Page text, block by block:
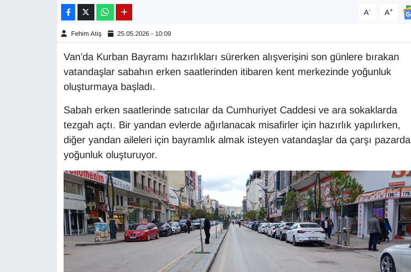
A- A+
Fehim Atiş 25.05.2026 - 10:09
Van’da Kurban Bayramı hazırlıkları sürerken alışverişini son günlere bırakan
vatandaşlar sabahın erken saatlerinden itibaren kent merkezinde yoğunluk
oluşturmaya başladı.
Sabah erken saatlerinde satıcılar da Cumhuriyet Caddesi ve ara sokaklarda
tezgah açtı. Bir yandan evlerde ağırlanacak misafirler için hazırlık yapılırken,
diğer yandan aileleri için bayramlık almak isteyen vatandaşlar da çarşı pazarda
yoğunluk oluşturuyor.
Gündem
HABERDE İNSAN
Kamu Alımları
Kim Kimdir?
Kültür & Sanat
MAGAZİN